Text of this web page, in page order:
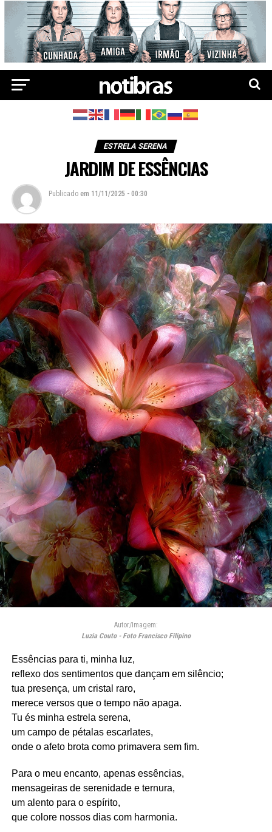
ESTRELA SERENA
JARDIM DE ESSÊNCIAS
Publicado em 11/11/2025 - 00:30
Autor/Imagem:
Luzia Couto - Foto Francisco Filipino
Essências para ti, minha luz,
reflexo dos sentimentos que dançam em silêncio;
tua presença, um cristal raro,
merece versos que o tempo não apaga.
Tu és minha estrela serena,
um campo de pétalas escarlates,
onde o afeto brota como primavera sem fim.
Para o meu encanto, apenas essências,
mensageiras de serenidade e ternura,
um alento para o espírito,
que colore nossos dias com harmonia.